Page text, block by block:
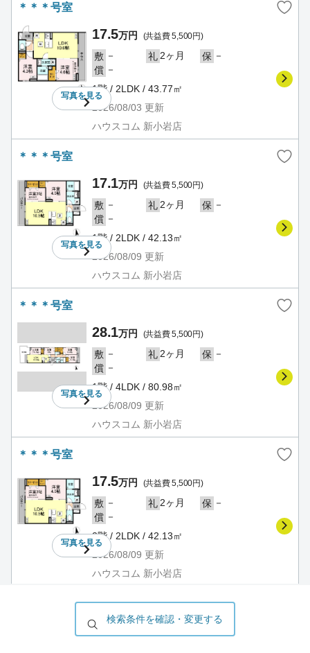
＊＊＊号室
写真を見る
17.5万円 (共益費 5,500円)
敷 － 礼2ヶ月 保 －
償 －
1階 / 2LDK / 43.77㎡
2026/08/03 更新
ハウスコム 新小岩店
＊＊＊号室
写真を見る
17.1万円 (共益費 5,500円)
敷 － 礼2ヶ月 保 －
償 －
1階 / 2LDK / 42.13㎡
2026/08/09 更新
ハウスコム 新小岩店
＊＊＊号室
写真を見る
28.1万円 (共益費 5,500円)
敷 － 礼2ヶ月 保 －
償 －
1階 / 4LDK / 80.98㎡
2026/08/09 更新
ハウスコム 新小岩店
＊＊＊号室
写真を見る
17.5万円 (共益費 5,500円)
敷 － 礼2ヶ月 保 －
償 －
2階 / 2LDK / 42.13㎡
2026/08/09 更新
ハウスコム 新小岩店
17.7
検索条件を確認・変更する